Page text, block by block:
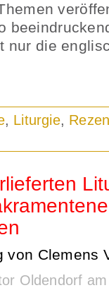
nur die
, Liturgie,
von Clemens
Oldendorf